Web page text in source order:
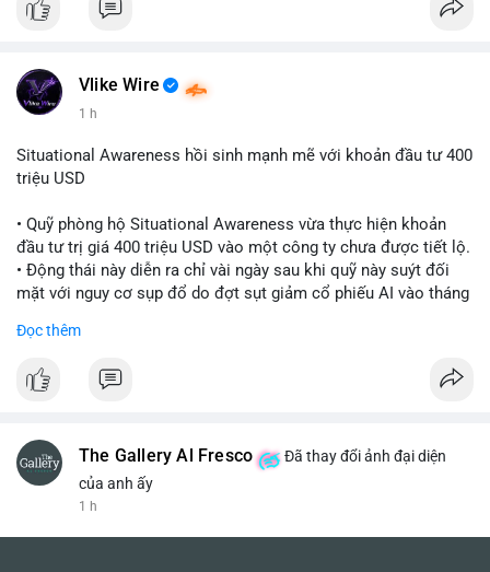
Vlike Wire
1 h
Situational Awareness hồi sinh mạnh mẽ với khoản đầu tư 400
triệu USD
• Quỹ phòng hộ Situational Awareness vừa thực hiện khoản
đầu tư trị giá 400 triệu USD vào một công ty chưa được tiết lộ.
• Động thái này diễn ra chỉ vài ngày sau khi quỹ này suýt đối
mặt với nguy cơ sụp đổ do đợt sụt giảm cổ phiếu AI vào tháng
• Sự trở lại này đánh dấu bước phục hồi đáng chú ý của quỹ
$btc $eth
Đọc thêm
The Gallery Al Fresco
Đã thay đổi ảnh đại diện
của anh ấy
1 h